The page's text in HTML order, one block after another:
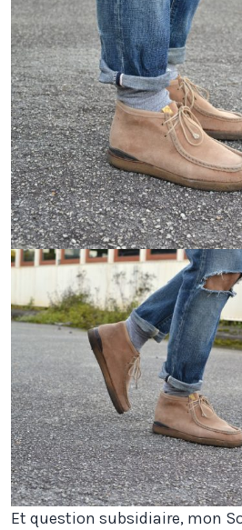
Et question subsidiaire, mon